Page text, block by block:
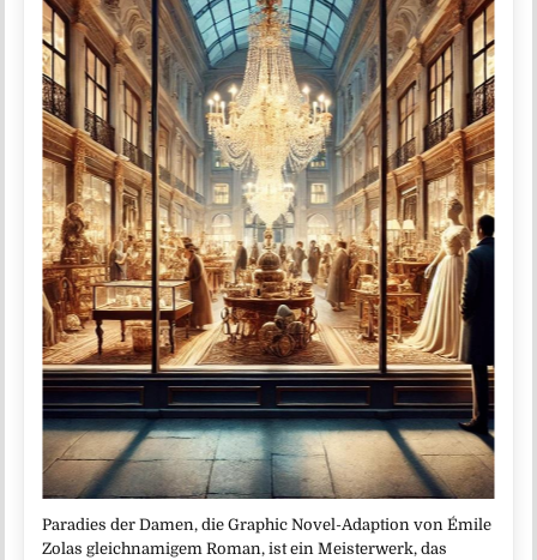
Paradies der Damen, die Graphic Novel-Adaption von Émile
Zolas gleichnamigem Roman, ist ein Meisterwerk, das